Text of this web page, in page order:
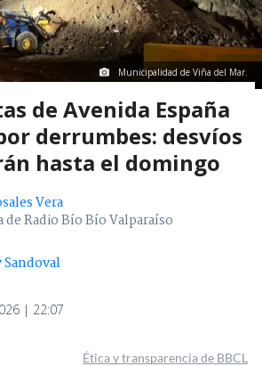
Municipalidad de Viña del Mar.
de Avenida España
derrumbes: desvíos
hasta el domingo
Vera
de Radio Bío Bío Valparaíso
| 22:07
Ética y transparencia de BBCL